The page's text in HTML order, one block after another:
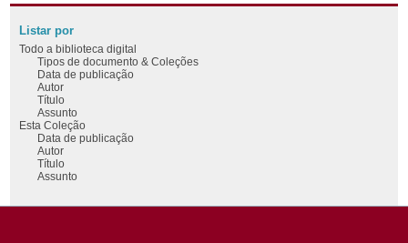
Listar por
Todo a biblioteca digital
Tipos de documento & Coleções
Data de publicação
Autor
Título
Assunto
Esta Coleção
Data de publicação
Autor
Título
Assunto